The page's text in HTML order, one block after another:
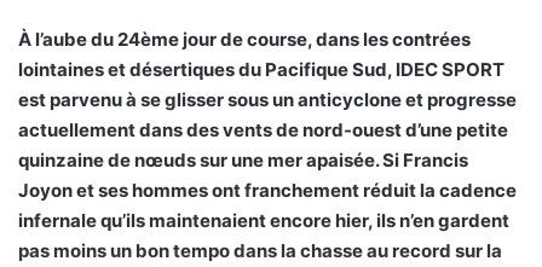
À l’aube du 24ème jour de course, dans les contrées
lointaines et désertiques du Pacifique Sud, IDEC SPORT
est parvenu à se glisser sous un anticyclone et progresse
actuellement dans des vents de nord-ouest d’une petite
quinzaine de nœuds sur une mer apaisée. Si Francis
Joyon et ses hommes ont franchement réduit la cadence
infernale qu’ils maintenaient encore hier, ils n’en gardent
pas moins un bon tempo dans la chasse au record sur la